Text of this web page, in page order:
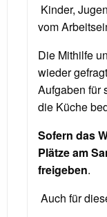
Kinder,
vom
Die Mithilfe
wieder
Aufgaben für
die Küche
Sofern das
Plätze am
freigeben.
Auch für